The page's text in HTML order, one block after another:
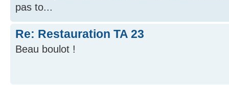
pas to...
Re: Restauration TA 23
Beau boulot !